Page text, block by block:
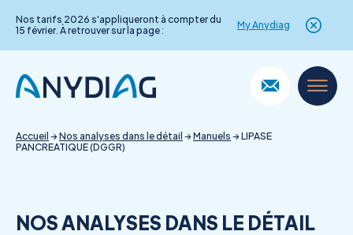
Nos tarifs 2026 s'appliqueront à compter du
15 février. À retrouver sur la page :
My Anydiag
content
Accueil →Nos analyses dans le détail →Manuels →LIPASE
PANCREATIQUE (DGGR)
NOS ANALYSES DANS LE DÉTAIL